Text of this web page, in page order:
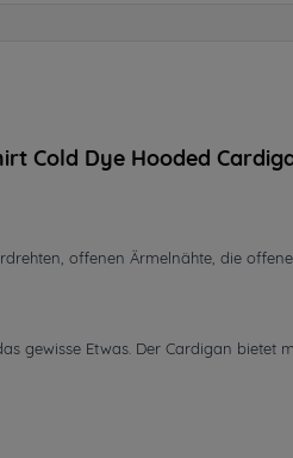
Cold Dye Hooded
offenen Ärmelnähte, die
gewisse Etwas. Der Cardigan bietet